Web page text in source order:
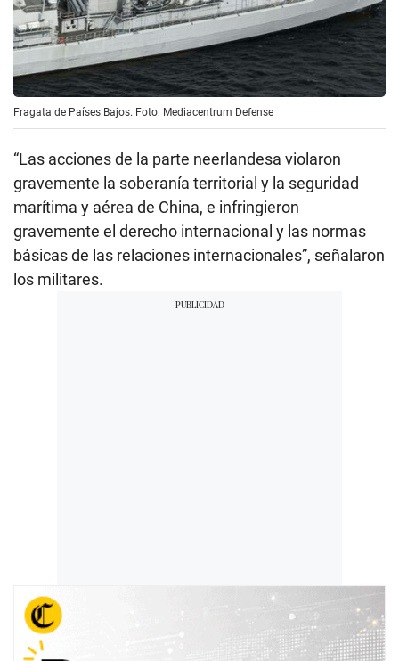
Fragata de Países Bajos. Foto: Mediacentrum Defense
“Las acciones de la parte neerlandesa violaron
gravemente la soberanía territorial y la seguridad
marítima y aérea de China, e infringieron
gravemente el derecho internacional y las normas
básicas de las relaciones internacionales”, señalaron
los militares.